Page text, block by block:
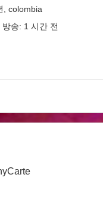
, colombia
방송: 1 시간 전